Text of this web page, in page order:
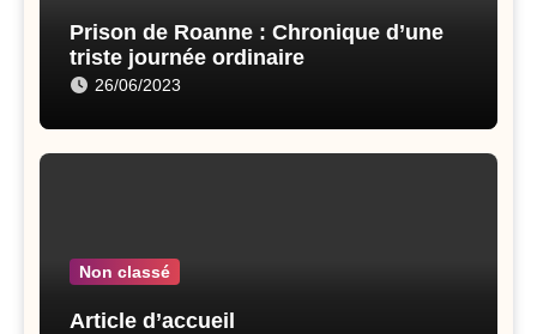
Prison de Roanne : Chronique d’une
triste journée ordinaire
26/06/2023
Non classé
Article d’accueil